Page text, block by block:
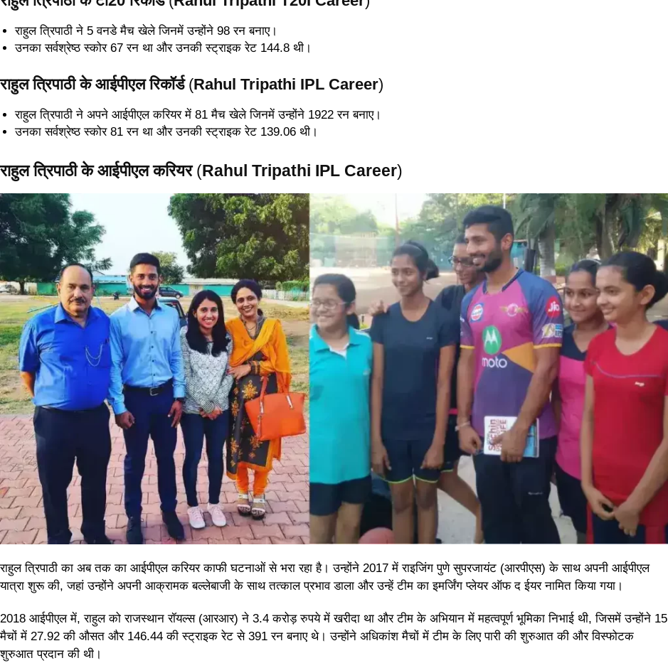
राहुल त्रिपाठी ने 5 वनडे मैच खेले जिनमें उन्होंने 98 रन बनाए।
उनका सर्वश्रेष्ठ स्कोर 67 रन था और उनकी स्ट्राइक रेट 144.8 थी।
राहुल त्रिपाठी के आईपीएल रिकॉर्ड(Rahul Tripathi IPL Career)
राहुल त्रिपाठी ने अपने आईपीएल करियर में 81 मैच खेले जिनमें उन्होंने 1922 रन बनाए।
उनका सर्वश्रेष्ठ स्कोर 81 रन था और उनकी स्ट्राइक रेट 139.06 थी।
राहुल त्रिपाठी के आईपीएल करियर(Rahul Tripathi IPL Career)
राहुल त्रिपाठी का अब तक का आईपीएल करियर काफी घटनाओं से भरा रहा है। उन्होंने 2017 में राइजिंग पुणे सुपरजायंट (आरपीएस) के साथ अपनी आईपीएल
यात्रा शुरू की, जहां उन्होंने अपनी आक्रामक बल्लेबाजी के साथ तत्काल प्रभाव डाला और उन्हें टीम का इमर्जिंग प्लेयर ऑफ द ईयर नामित किया गया।
2018 आईपीएल में, राहुल को राजस्थान रॉयल्स (आरआर) ने 3.4 करोड़ रुपये में खरीदा था और टीम के अभियान में महत्वपूर्ण भूमिका निभाई थी, जिसमें उन्होंने 15
मैचों में 27.92 की औसत और 146.44 की स्ट्राइक रेट से 391 रन बनाए थे। उन्होंने अधिकांश मैचों में टीम के लिए पारी की शुरुआत की और विस्फोटक
शुरुआत प्रदान की थी।